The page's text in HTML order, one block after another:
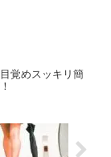
覚めスッキリ簡